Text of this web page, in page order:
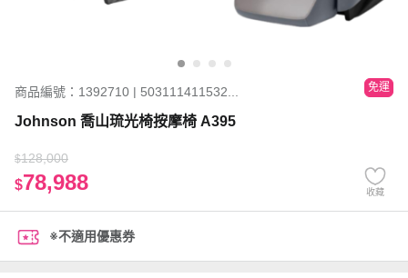
商品編號：1392710 | 503111411532... 免運
Johnson 喬山琉光椅按摩椅 A395
$128,000
$78,988 收藏
※不適用優惠券